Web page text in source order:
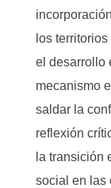
los
el desarrollo
mecanismo
saldar la
reflexión
la transición
social en las